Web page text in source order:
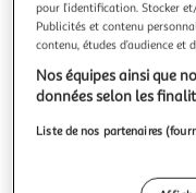
Damassé Poids :
Vous voulez
pour l’identification. Stocker
Publicités et contenu
contenu, études d’audience et
Nos équipes ainsi que
données selon les
Liste de nos partenaires